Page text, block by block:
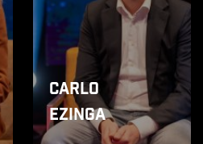
Carlo
Ezinga